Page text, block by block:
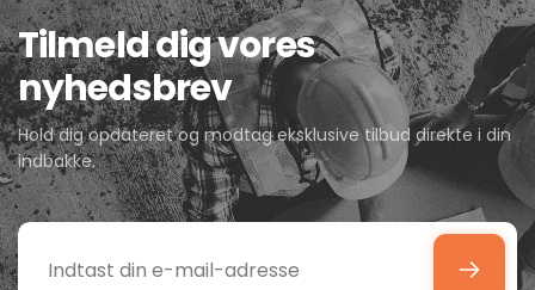
Tilmeld dig vores
nyhedsbrev
Hold dig opdateret og modtag eksklusive tilbud direkte i din
indbakke.